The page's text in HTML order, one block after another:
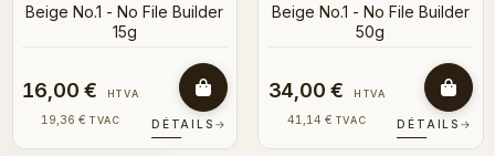
Beige No.1 - No File Builder
15g
16,00 € HTVA
19,36 € TVAC DÉTAILS →
Beige No.1 - No File Builder
50g
34,00 € HTVA
41,14 € TVAC DÉTAILS →